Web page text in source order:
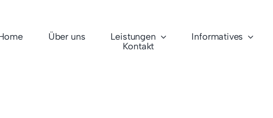
Über uns Leistungen
Informatives
Kontakt